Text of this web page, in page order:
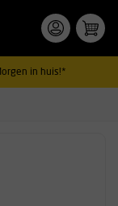
in huis!*